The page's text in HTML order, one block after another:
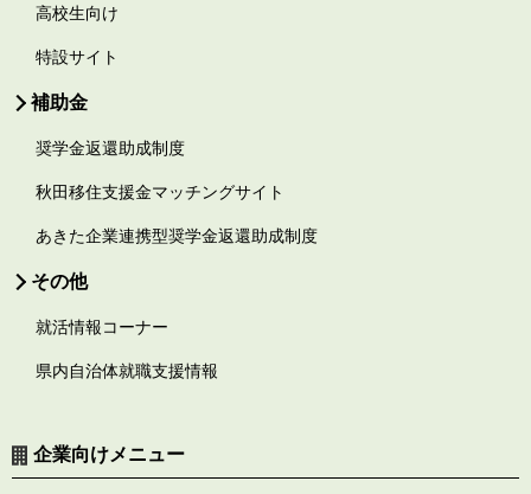
高校生向け
特設サイト
補助金
奨学金返還助成制度
秋田移住支援金マッチングサイト
あきた企業連携型奨学金返還助成制度
その他
就活情報コーナー
県内自治体就職支援情報
企業向けメニュー